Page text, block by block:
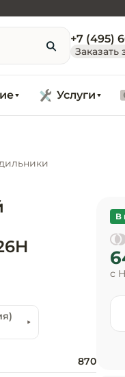
+7 (495)
Заказать
Услуги
870
с
В